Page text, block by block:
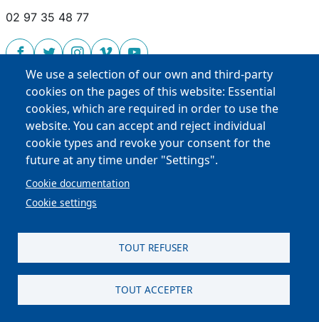
02 97 35 48 77
Main navigation
BED
Films
People
Douarnenez Festival
Blog
We use a selection of our own and third-party
cookies on the pages of this website: Essential
cookies, which are required in order to use the
website. You can accept and reject individual
cookie types and revoke your consent for the
future at any time under "Settings".
Cookie documentation
Cookie settings
TOUT REFUSER
TOUT ACCEPTER